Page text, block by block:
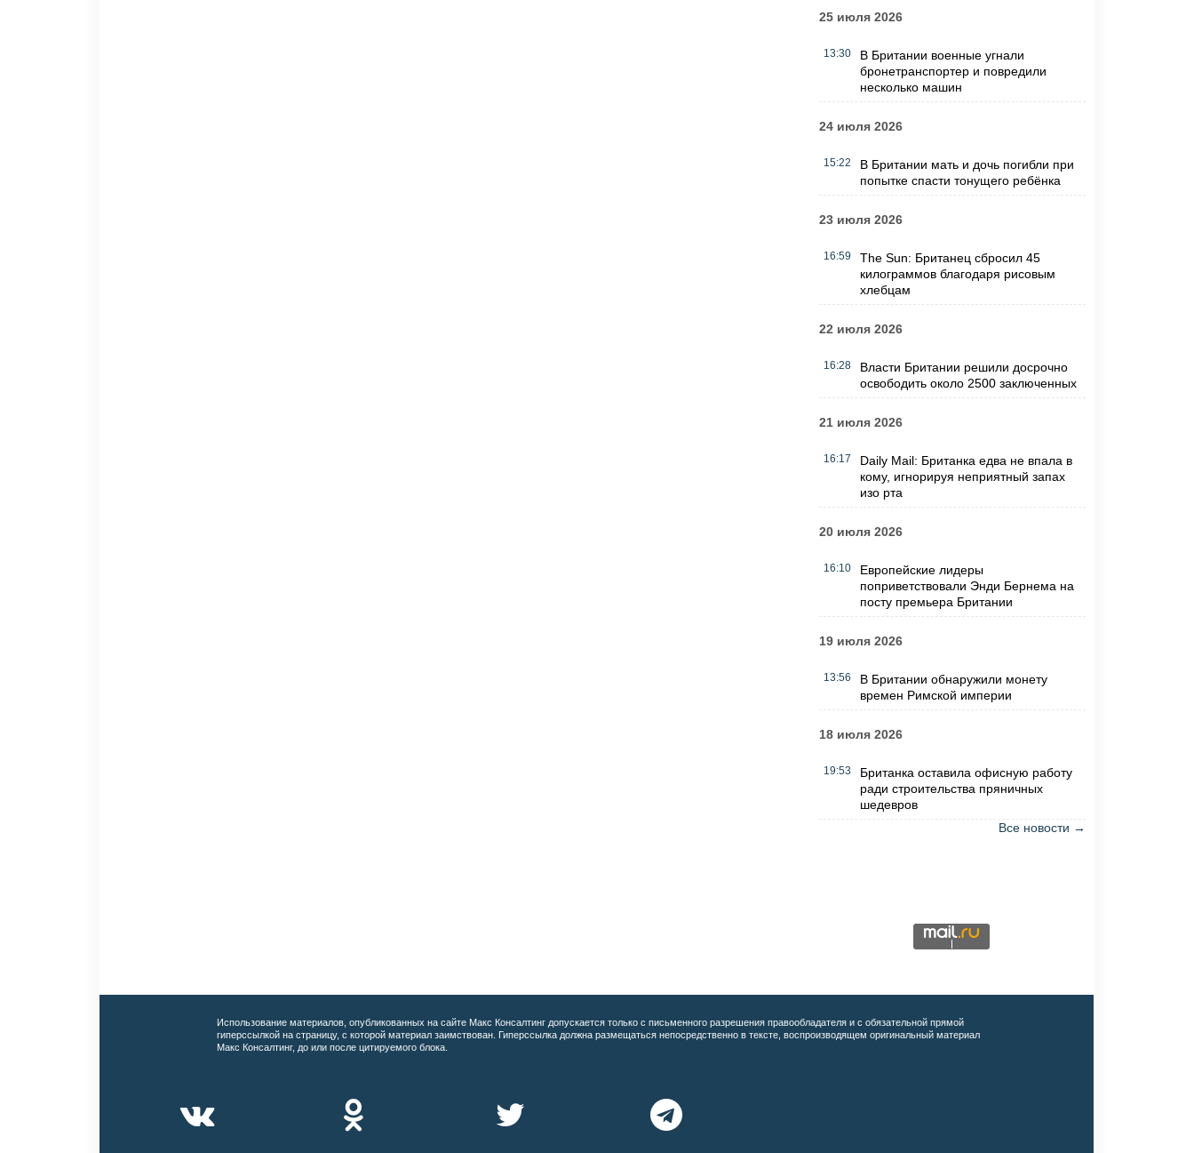
25 июля 2026
13:30
В Британии военные угнали
бронетранспортер и повредили
несколько машин
24 июля 2026
15:22
В Британии мать и дочь погибли при
попытке спасти тонущего ребёнка
23 июля 2026
16:59
The Sun: Британец сбросил 45
килограммов благодаря рисовым
хлебцам
22 июля 2026
16:28
Власти Британии решили досрочно
освободить около 2500 заключенных
21 июля 2026
16:17
Daily Mail: Британка едва не впала в
кому, игнорируя неприятный запах
изо рта
20 июля 2026
16:10
Европейские лидеры
поприветствовали Энди Бернема на
посту премьера Британии
19 июля 2026
13:56
В Британии обнаружили монету
времен Римской империи
18 июля 2026
19:53
Британка оставила офисную работу
ради строительства пряничных
шедевров
Все новости →
Использование материалов, опубликованных на сайте Макс Консалтинг допускается только с письменного разрешения правообладателя и с обязательной прямой
гиперссылкой на страницу, с которой материал заимствован. Гиперссылка должна размещаться непосредственно в тексте, воспроизводящем оригинальный материал
Макс Консалтинг, до или после цитируемого блока.